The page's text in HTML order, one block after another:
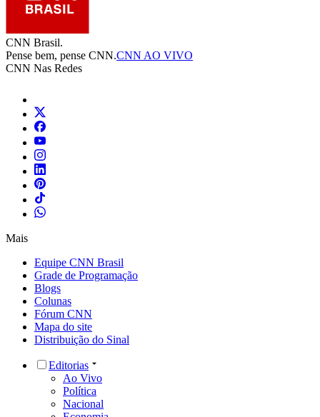
CNN Brasil.
Pense bem, pense CNN.CNN AO VIVO
CNN Nas Redes
Mais
Equipe CNN Brasil
Grade de Programação
Blogs
Colunas
Fórum CNN
Mapa do site
Distribuição do Sinal
Editorias
Ao Vivo
Política
Nacional